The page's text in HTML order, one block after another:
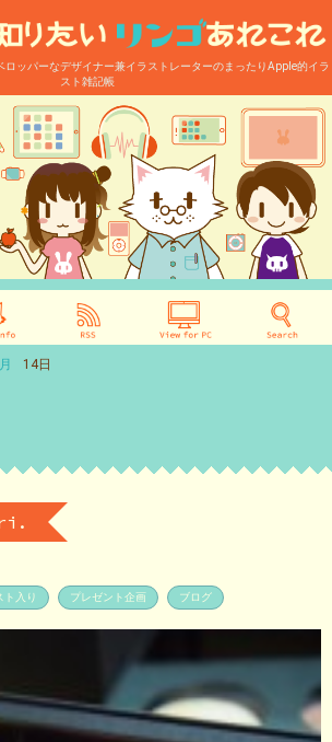
ロッパーなデザイナー兼イラストレーターのまったりApple的イラ
スト雑記帳
14日
ト入り プレゼント企画 ブログ